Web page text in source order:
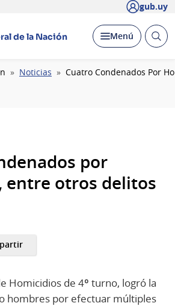
gub.uy
de la Nación Desplegar
Menú Abrir
Noticias Cuatro Condenados Por
por
entre otros delitos
Homicidios de 4º turno, logró la
hombres por efectuar múltiples